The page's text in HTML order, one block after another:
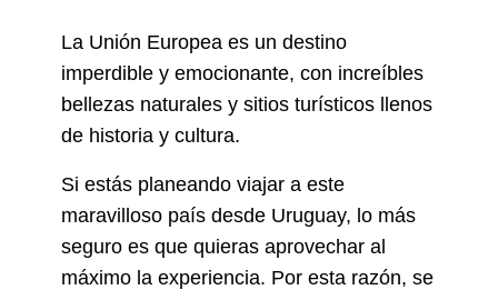
La Unión Europea es un destino
imperdible y emocionante, con increíbles
bellezas naturales y sitios turísticos llenos
de historia y cultura.
Si estás planeando viajar a este
maravilloso país desde Uruguay, lo más
seguro es que quieras aprovechar al
máximo la experiencia. Por esta razón, se